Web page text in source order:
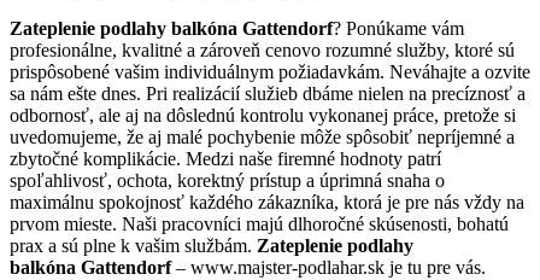
Zateplenie podlahy balkóna Gattendorf? Ponúkame vám
profesionálne, kvalitné a zároveň cenovo rozumné služby, ktoré sú
prispôsobené vašim individuálnym požiadavkám. Neváhajte a ozvite
sa nám ešte dnes. Pri realizácií služieb dbáme nielen na precíznosť a
odbornosť, ale aj na dôslednú kontrolu vykonanej práce, pretože si
uvedomujeme, že aj malé pochybenie môže spôsobiť nepríjemné a
zbytočné komplikácie. Medzi naše firemné hodnoty patrí
spoľahlivosť, ochota, korektný prístup a úprimná snaha o
maximálnu spokojnosť každého zákazníka, ktorá je pre nás vždy na
prvom mieste. Naši pracovníci majú dlhoročné skúsenosti, bohatú
prax a sú plne k vašim službám. Zateplenie podlahy
balkóna Gattendorf– www.majster-podlahar.sk je tu pre vás.